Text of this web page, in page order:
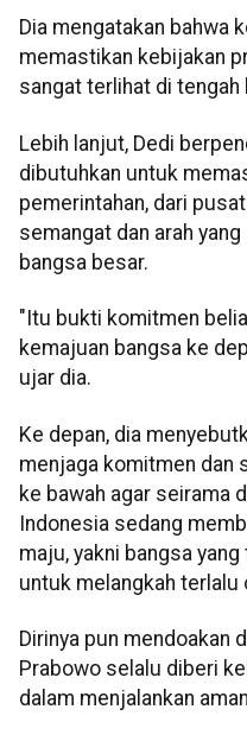
Dia mengatakan bahwa
memastikan kebijakan
sangat terlihat di tengah
Lebih lanjut, Dedi
dibutuhkan untuk
pemerintahan, dari
semangat dan arah
bangsa besar.
"Itu bukti komitmen
kemajuan bangsa ke
ujar dia.
Ke depan, dia
menjaga komitmen dan
ke bawah agar seirama
Indonesia sedang
maju, yakni bangsa
untuk melangkah terlalu
Dirinya pun mendoakan
Prabowo selalu diberi
dalam menjalankan